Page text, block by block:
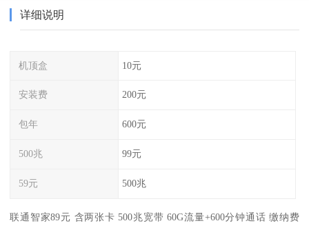
详细说明
机顶盒 10元
安装费 200元
包年 600元
500兆 99元
59元 500兆
联通智家89元 含两张卡 500兆宽带 60G流量+600分钟通话 缴纳费